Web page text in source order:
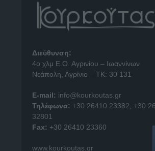
Διεύθυνση:
4o χλμ Ε.Ο. Αγρινίου – Ιωαννίνων
Νεάπολη, Αγρίνιο – ΤΚ: 30 131
E-mail: info@kourkoutas.gr
Τηλέφωνα: +30 26410 23382
+30
32801
Fax: +30 26410 23360
www.kourkoutas.gr